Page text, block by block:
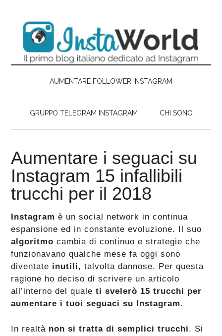
contenuto
principale
secondary
laterale
primaria
AUMENTARE FOLLOWER INSTAGRAM
GRUPPO TELEGRAM INSTAGRAM CHI SONO
Aumentare i seguaci su
Instagram 15 infallibili
trucchi per il 2018
Instagram è un social network in continua
espansione ed in constante evoluzione. Il suo
algoritmo cambia di continuo e strategie che
funzionavano qualche mese fa oggi sono
diventate inutili, talvolta dannose. Per questa
ragione ho deciso di scrivere un articolo
all’interno del quale ti svelerò 15 trucchi per
aumentare i tuoi seguaci su Instagram.
In realtà non si tratta di semplici trucchi. Si